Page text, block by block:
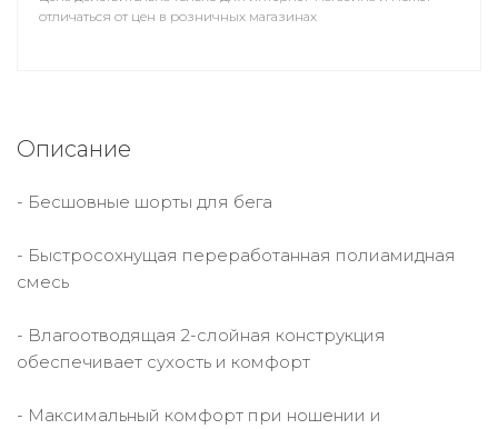
отличаться от цен в розничных магазинах
Описание
- Бесшовные шорты для бега
- Быстросохнущая переработанная полиамидная
смесь
- Влагоотводящая 2-слойная конструкция
обеспечивает сухость и комфорт
- Максимальный комфорт при ношении и